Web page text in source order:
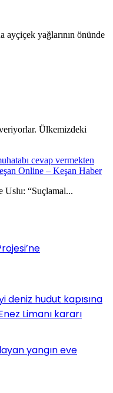
ayçiçek yağlarının önünde
Ülkemizdeki
cevap vermekten
Online – Keşan Haber
Uslu: “Suçlamal...
deniz hudut kapısına
Limanı kararı
yangın eve